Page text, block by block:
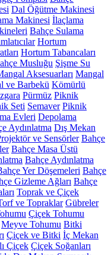
Dal Öğütme Makinesi
Makinesi İlaçlama
Bahçe Sulama
Hortum
Hortum Tabancaları
Musluğu Şişme Su
Aksesuarları Mangal
ve Barbekü Kömürlü
Pürmüz Piknik
Seti Semaver Piknik
Evleri Depolama
Aydınlatma Dış Mekan
ve Sensörler Bahçe
Bahçe Masa Üstü
Bahçe Aydınlatma
Yer Döşemeleri Bahçe
Gizleme Ağları Bahçe
Toprak ve Çiçek
ve Topraklar Gübreler
Çiçek Tohumu
Meyve Tohumu Bitki
Çiçek ve Bitki İç Mekan
Çiçek Çiçek Soğanları